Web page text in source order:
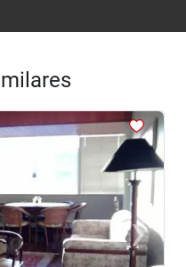
›Next